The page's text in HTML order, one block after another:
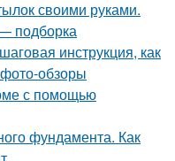
своими руками.
подборка
инструкция, как
обзоры
с помощью
фундамента. Как